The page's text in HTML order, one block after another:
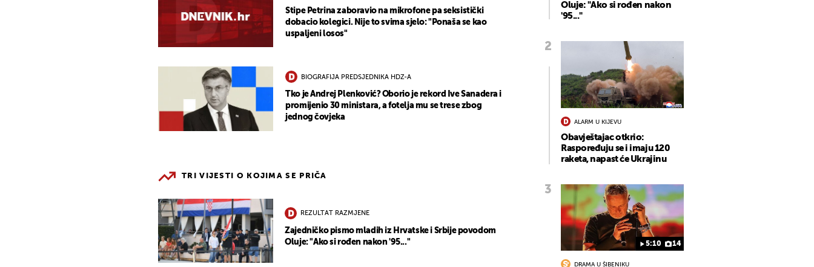
Stipe Petrina zaboravio na mikrofone pa seksistički
dobacio kolegici. Nije to svima sjelo: "Ponaša se kao
uspaljeni losos"
BIOGRAFIJA PREDSJEDNIKA HDZ-A
Tko je Andrej Plenković? Oborio je rekord Ive Sanadera i
promijenio 30 ministara, a fotelja mu se trese zbog
jednog čovjeka
TRI VIJESTI O KOJIMA SE PRIČA
REZULTAT RAZMJENE
Zajedničko pismo mladih iz Hrvatske i Srbije povodom
Oluje: "Ako si rođen nakon '95..."
Oluje: "Ako si rođen nakon
'95..."
ALARM U KIJEVU
Obavještajac otkrio:
Raspoređuju se i imaju 120
raketa, napast će Ukrajinu
5:10 14
DRAMA U ŠIBENIKU